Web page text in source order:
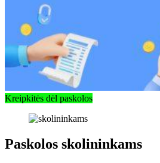
Kreipkitės dėl paskolos
Paskolos skolininkams